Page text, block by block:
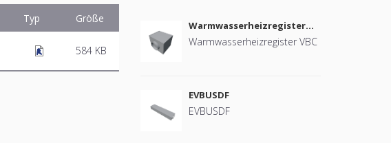
Typ
Größe
584 KB
Warmwasserheizregister
VBC
Warmwasserheizregister VBC
EVBUSDF
EVBUSDF